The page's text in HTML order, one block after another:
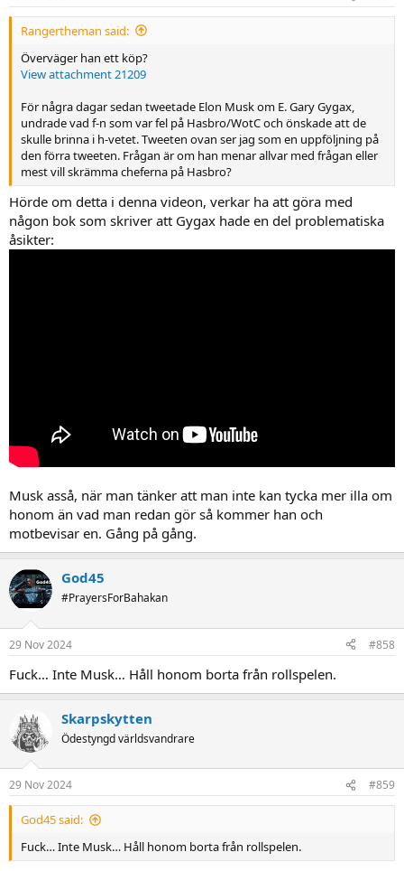
:
Rangertheman said:
Överväger han ett köp?
View attachment 21209
För några dagar sedan tweetade Elon Musk om E. Gary Gygax,
undrade vad f-n som var fel på Hasbro/WotC och önskade att de
skulle brinna i h-vetet. Tweeten ovan ser jag som en uppföljning på
den förra tweeten. Frågan är om han menar allvar med frågan eller
mest vill skrämma cheferna på Hasbro?
Hörde om detta i denna videon, verkar ha att göra med
någon bok som skriver att Gygax hade en del problematiska
åsikter:
Musk asså, när man tänker att man inte kan tycka mer illa om
honom än vad man redan gör så kommer han och
motbevisar en. Gång på gång.
God45
#PrayersForBahakan
29 Nov 2024 #858
Fuck… Inte Musk… Håll honom borta från rollspelen.
Skarpskytten
Ödestyngd världsvandrare
29 Nov 2024 #859
God45 said:
Fuck… Inte Musk… Håll honom borta från rollspelen.